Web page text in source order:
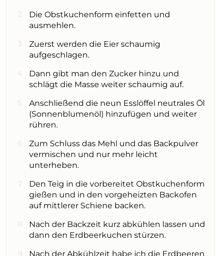
Die Obstkuchenform einfetten und
ausmehlen.
Zuerst werden die Eier schaumig
aufgeschlagen.
Dann gibt man den Zucker hinzu und
schlägt die Masse weiter schaumig auf.
Anschließend die neun Esslöffel neutrales Öl
(Sonnenblumenöl) hinzufügen und weiter
rühren.
Zum Schluss das Mehl und das Backpulver
vermischen und nur mehr leicht
unterheben.
Den Teig in die vorbereitet Obstkuchenform
gießen und in den vorgeheizten Backofen
auf mittlerer Schiene backen.
Nach der Backzeit kurz abkühlen lassen und
dann den Erdbeerkuchen stürzen.
Nach der Abkühlzeit habe ich die Erdbeeren